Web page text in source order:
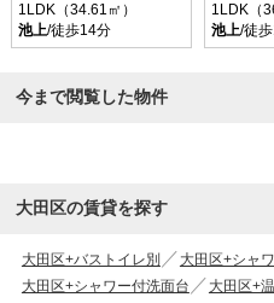
1LDK（34.61㎡）
池上/徒歩14分
1LDK（
池上/徒
今まで閲覧した物件
大田区の賃貸を探す
大田区+バストイレ別 大田区+シャ
大田区+シャワー付洗面台
大田区+